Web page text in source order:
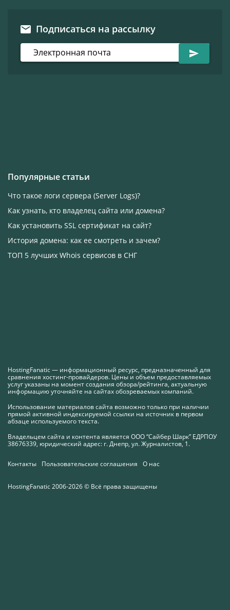
HostingFanatic — информационный ресурс, предназначенный для
сравнения хостинг-провайдеров. Цены и объем предоставляемых
услуг указаны на момент создания обзора/рейтинга, актуальную
информацию уточняйте на сайтах обозреваемых компаний.
Использование материалов сайта возможно только при наличии
прямой активной индексируемой ссылки на источник в первом
абзаце используемого текста.
Владельцем сайта и контента является ООО “Сайбер Шарк” ЕДРПОУ
38676339, юридический адрес: г. Днепр, ул. Журналистов, 1.
Популярные статьи
Что такое логи сервера (Server Logs)?
Как узнать, кто владелец сайта или домена?
Как установить SSL сертификат на сайт?
История домена: как ее смотреть и зачем?
ТОП 5 лучших Whois сервисов в СНГ
Подписаться на рассылку
HostingFanatic 2006-2026 © Всё права защищены
Контакты Пользовательские соглашения О нас